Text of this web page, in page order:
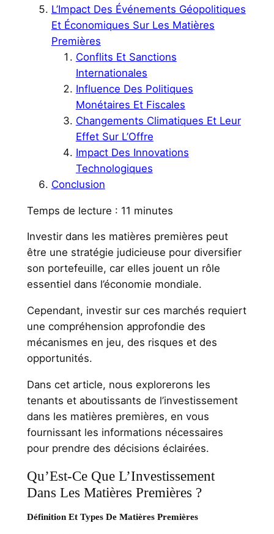
L’Impact Des Événements Géopolitiques
Et Économiques Sur Les Matières
Premières
Conflits Et Sanctions
Internationales
Influence Des Politiques
Monétaires Et Fiscales
Changements Climatiques Et Leur
Effet Sur L’Offre
Impact Des Innovations
Technologiques
Conclusion
Temps de lecture : 11 minutes
Investir dans les matières premières peut
être une stratégie judicieuse pour diversifier
son portefeuille, car elles jouent un rôle
essentiel dans l’économie mondiale.
Cependant, investir sur ces marchés requiert
une compréhension approfondie des
mécanismes en jeu, des risques et des
opportunités.
Dans cet article, nous explorerons les
tenants et aboutissants de l’investissement
dans les matières premières, en vous
fournissant les informations nécessaires
pour prendre des décisions éclairées.
Qu’Est-Ce Que L’Investissement
Dans Les Matières Premières ?
Définition Et Types De Matières Premières